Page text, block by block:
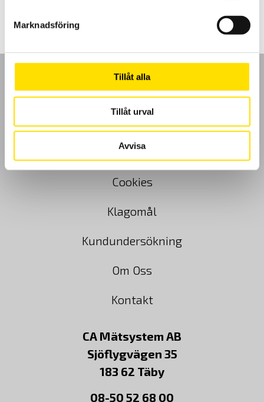
Marknadsföring
Tillåt alla
Tillåt urval
Avvisa
GDPR
Köpvillkor
Cookies
Klagomål
Kundundersökning
Om Oss
Kontakt
CA Mätsystem AB
Sjöflygvägen 35
183 62 Täby
08-50 52 68 00